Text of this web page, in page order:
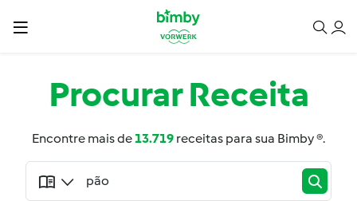
ProcurarReceita
Encontre mais de13.719 receitas para sua Bimby ®.